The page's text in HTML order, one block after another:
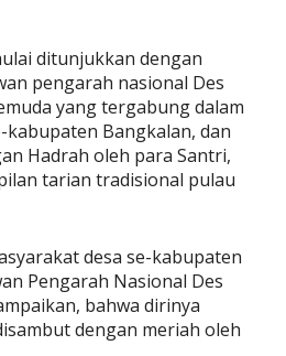
ditunjukkan dengan
pengarah nasional Des
yang tergabung dalam
kabupaten Bangkalan, dan
Hadrah oleh para Santri,
tarian tradisional pulau
desa se-kabupaten
Pengarah Nasional Des
bahwa dirinya
dengan meriah oleh